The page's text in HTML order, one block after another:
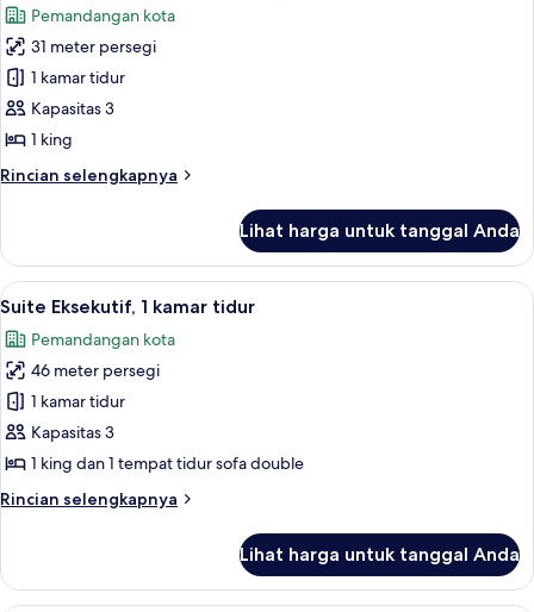
foto
untuk
Kamar
Klub,
1
Tidur
Pemandangan kota
31 meter persegi
1 kamar tidur
Kapasitas 3
1 king
Rincian selengkapnya
Rincian
Kamar
Klub,
1
Tidur
King
Lihat harga untuk tanggal Anda
Lihat
semua
foto
untuk
Suite
Eksekutif,
1
tidur
Seprai premium, brankas, meja
7
Suite Eksekutif, 1 kamar tidur
Pemandangan kota
46 meter persegi
1 kamar tidur
Kapasitas 3
1 king dan 1 tempat tidur sofa double
Rincian selengkapnya
Rincian
Suite
Eksekutif,
Lihat harga untuk tanggal Anda